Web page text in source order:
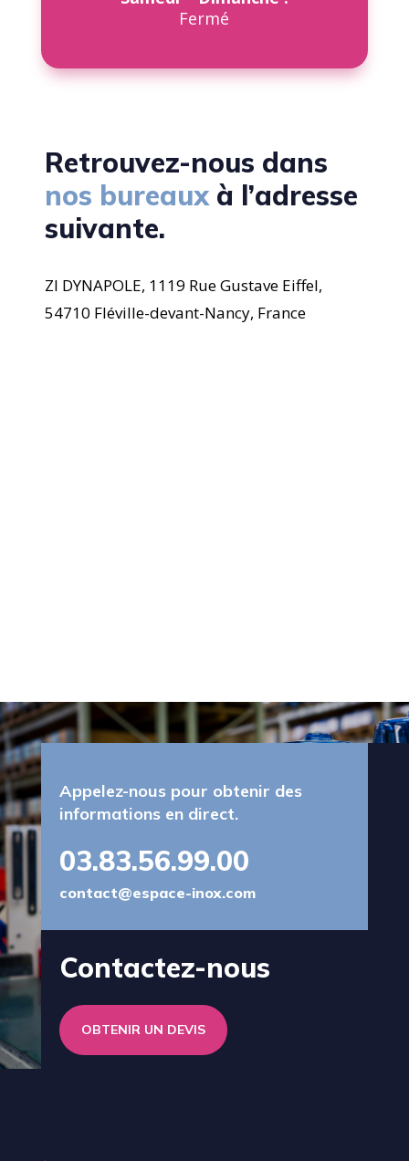
Fermé
Retrouvez-nous dans
nos bureaux à l’adresse
suivante.
ZI DYNAPOLE, 1119 Rue Gustave Eiffel,
54710 Fléville-devant-Nancy, France
Appelez-nous pour obtenir des
informations en direct.
03.83.56.99.00
contact@espace-inox.com
Contactez-nous
OBTENIR UN DEVIS